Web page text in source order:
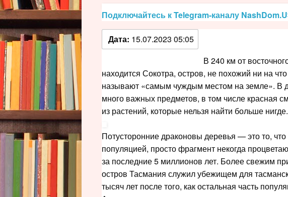
Подключайтесь к Telegram-каналу
Дата: 15.07.2023 05:05
В 240 км от
находится Сокотра, остров, не похожий ни на
называют «самым чуждым местом на земле». В
много важных предметов, в том числе красная
из растений, которые нельзя найти больше нигде.
Потусторонние драконовы деревья — это то,
популяцией, просто фрагмент некогда
за последние 5 миллионов лет. Более свежим
остров Тасмания служил убежищем для
тысяч лет после того, как остальная часть